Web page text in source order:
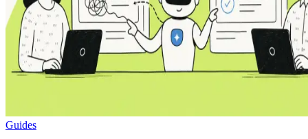
Guides